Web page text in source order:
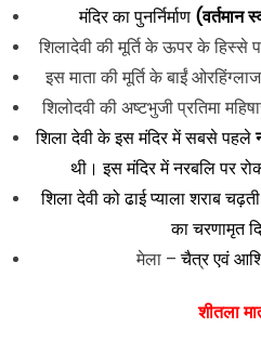
मंदिर का पुनर्निर्माण (वर्तमान
शिलादेवी की मूर्ति के ऊपर के हिस्से
इस माता की मूर्ति के बाईं
शिलोदवी की अष्टभुजी प्रतिमा
शिला देवी के इस मंदिर में सबसे पहले
थी। इस मंदिर में नरबलि पर
शिला देवी को ढाई प्याला शराब
का चरणामृत
मेला –चैत्र एवं
शीतला